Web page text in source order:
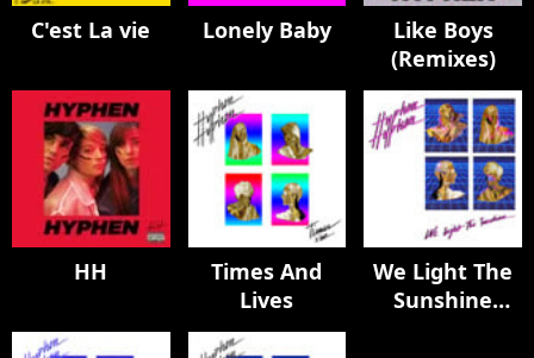
C'est La vie Lonely Baby
Like Boys
(Remixes)
HH
Times And
Lives
We Light The
Sunshine